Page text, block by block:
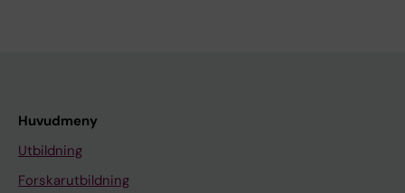
Huvudmeny
Utbildning
Forskarutbildning